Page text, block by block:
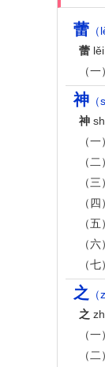
蕾 （
蕾
（
神
神
（
（
（
（
（
（
（
之
（
之
（
（